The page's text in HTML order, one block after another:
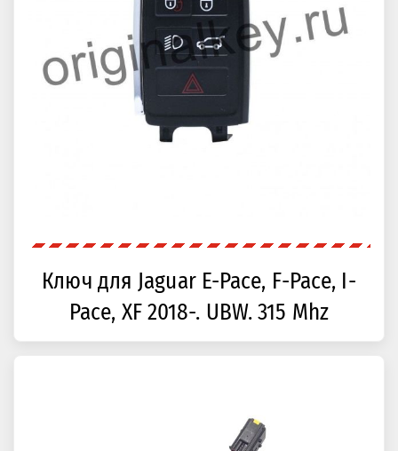
Ключ для Jaguar E-Pace, F-Pace, I-
Pace, XF 2018-. UBW. 315 Mhz